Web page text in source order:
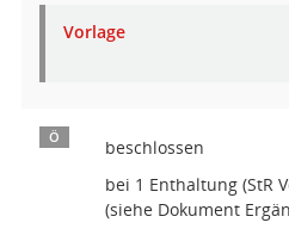
Vorlage
Ö
beschlossen
bei 1 Enthaltung (StR
(siehe Dokument